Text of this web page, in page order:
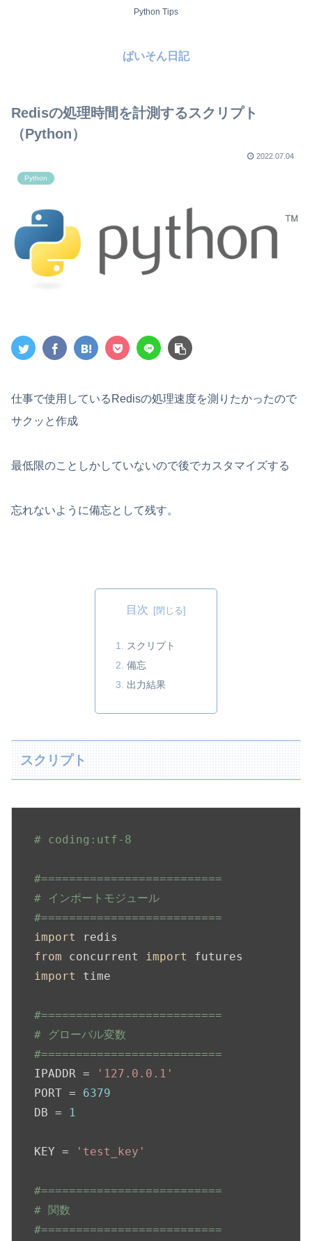
Python Tips
ぱいそん日記
Redisの処理時間を計測するスクリプト
（Python）
2022.07.04
Python
仕事で使用しているRedisの処理速度を測りたかったので
サクッと作成
最低限のことしかしていないので後でカスタマイズする
忘れないように備忘として残す。
目次
スクリプト
備忘
出力結果
スクリプト
# coding:utf-8
#==========================
# インポートモジュール
#==========================
import
from concurrent import
import
time
#==========================
# グローバル変数
#==========================
IPADDR =
'127.0.0.1'
PORT = 6379
DB =
1
KEY = 'test_key'
#==========================
# 関数
#==========================